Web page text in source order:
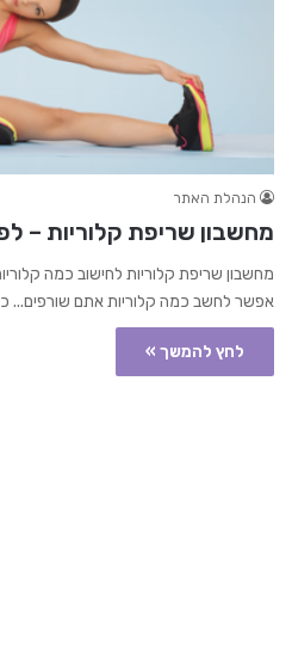
הנהלת האתר
מחשבון שריפת קלוריות –
מחשבון שריפת קלוריות לחישוב כמה
אפשר לחשב כמה קלוריות אתם שורפים...
לחץ להמשך »